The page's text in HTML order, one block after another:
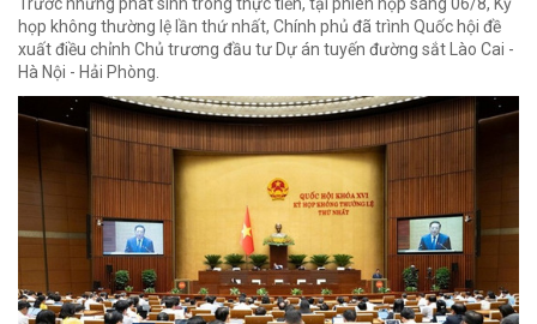
họp không thường lệ lần thứ nhất, Chính phủ đã trình Quốc hội đề
xuất điều chỉnh Chủ trương đầu tư Dự án tuyến đường sắt Lào Cai -
Hà Nội - Hải Phòng.